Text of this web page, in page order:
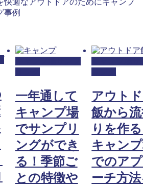
事例
一年通して
キャンプ場
でサンプリ
ングができ
る！季節ご
との特徴や
アウト
飯から
りを作
キャン
でのア
ーチ方